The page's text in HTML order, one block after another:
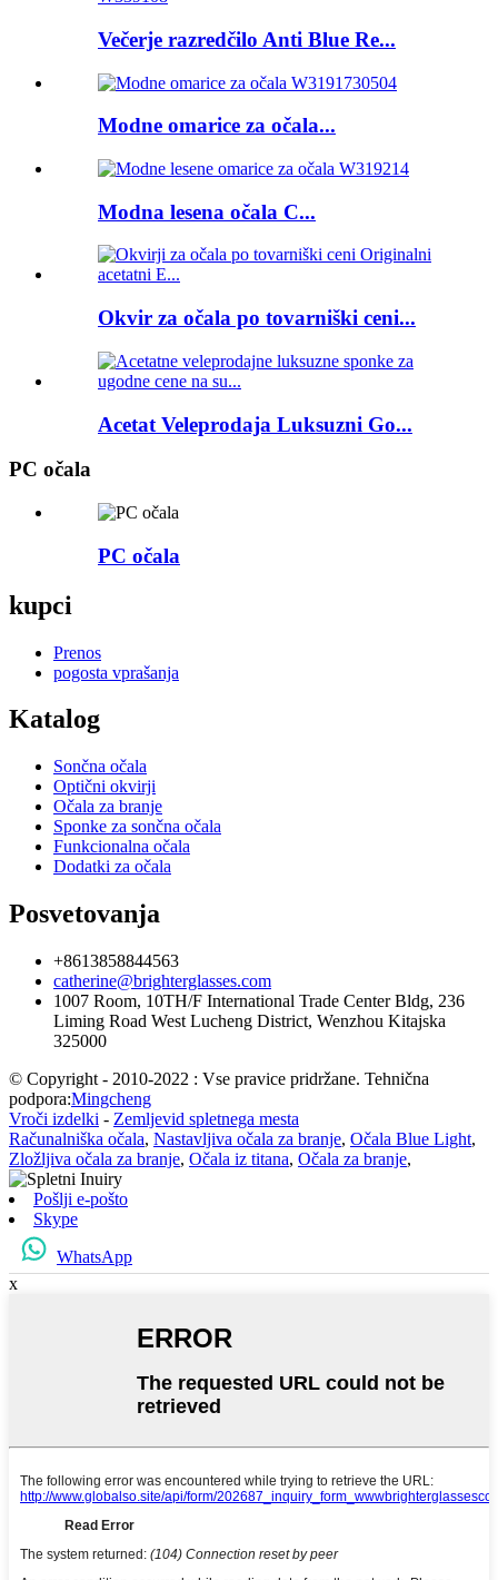
Večerje razredčilo Anti Blue Re...
Modne omarice za očala...
Modna lesena očala C...
Okvir za očala po tovarniški ceni...
Acetat Veleprodaja Luksuzni Go...
PC očala
PC očala
kupci
Prenos
pogosta vprašanja
Katalog
Sončna očala
Optični okvirji
Očala za branje
Sponke za sončna očala
Funkcionalna očala
Dodatki za očala
Posvetovanja
+8613858844563
catherine@brighterglasses.com
1007 Room, 10TH/F International Trade Center Bldg, 236
Liming Road West Lucheng District, Wenzhou Kitajska
325000
© Copyright - 2010-2022 : Vse pravice pridržane. Tehnična
podpora:Mingcheng
Vroči izdelki - Zemljevid spletnega mesta
Računalniška očala, Nastavljiva očala za branje, Očala Blue Light,
Zložljiva očala za branje, Očala iz titana, Očala za branje,
Pošlji e-pošto
Skype
WhatsApp
x